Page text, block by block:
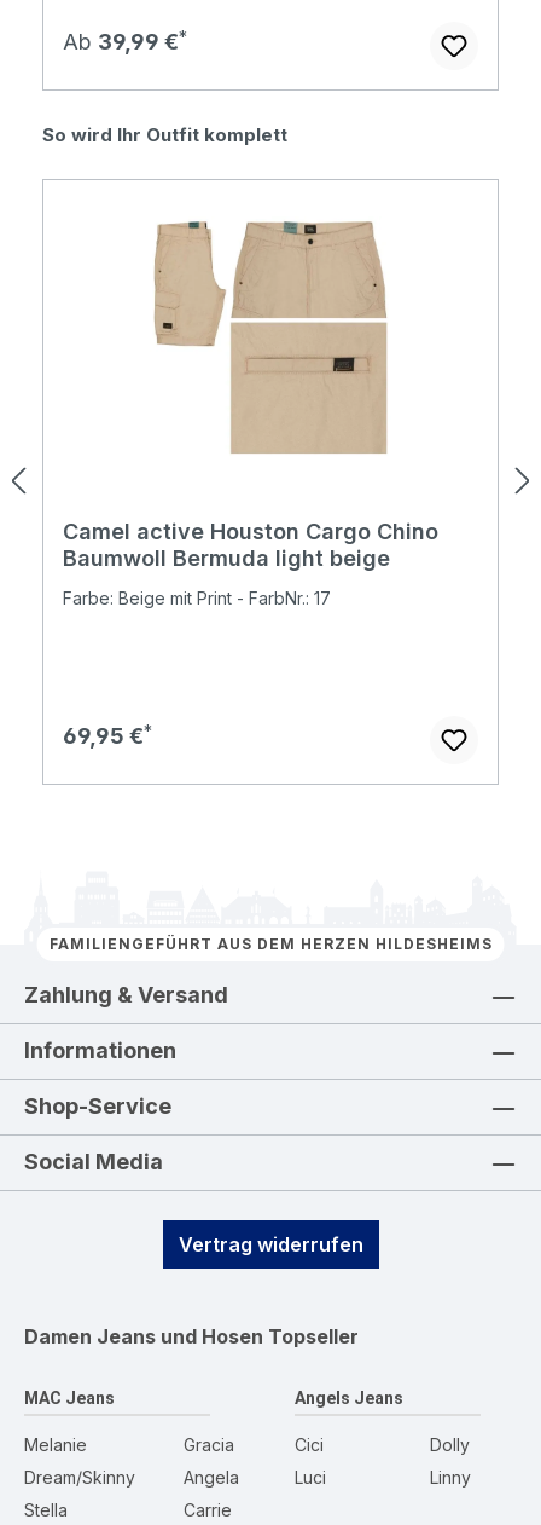
Regulärer Preis:
Ab 39,99 €
Produktgalerie überspringen
So wird Ihr Outfit komplett
Camel active Houston Cargo Chino
Baumwoll Bermuda light beige
Farbe: Beige mit Print - FarbNr.: 17
Regulärer Preis:
69,95 €
FAMILIENGEFÜHRT AUS DEM HERZEN HILDESHEIMS
Zahlung & Versand
Informationen
Shop-Service
Social Media
Vertrag widerrufen
Damen Jeans und Hosen Topseller
MAC Jeans
Melanie
Dream/Skinny
Stella
Gracia
Angela
Carrie
Angels Jeans
Cici
Luci
Dolly
Linny